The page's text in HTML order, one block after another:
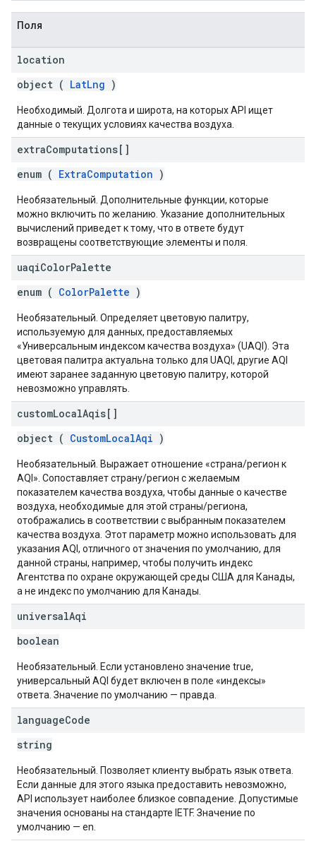
Поля
location
object ( LatLng )
Необходимый. Долгота и широта, на которых API ищет
данные о текущих условиях качества воздуха.
extraComputations[]
enum ( ExtraComputation )
Необязательный. Дополнительные функции, которые
можно включить по желанию. Указание дополнительных
вычислений приведет к тому, что в ответе будут
возвращены соответствующие элементы и поля.
uaqiColorPalette
enum ( ColorPalette )
Необязательный. Определяет цветовую палитру,
используемую для данных, предоставляемых
«Универсальным индексом качества воздуха» (UAQI). Эта
цветовая палитра актуальна только для UAQI, другие AQI
имеют заранее заданную цветовую палитру, которой
невозможно управлять.
customLocalAqis[]
object ( CustomLocalAqi )
Необязательный. Выражает отношение «страна/регион к
AQI». Сопоставляет страну/регион с желаемым
показателем качества воздуха, чтобы данные о качестве
воздуха, необходимые для этой страны/региона,
отображались в соответствии с выбранным показателем
качества воздуха. Этот параметр можно использовать для
указания AQI, отличного от значения по умолчанию, для
данной страны, например, чтобы получить индекс
Агентства по охране окружающей среды США для Канады,
а не индекс по умолчанию для Канады.
universalAqi
boolean
Необязательный. Если установлено значение true,
универсальный AQI будет включен в поле «индексы»
ответа. Значение по умолчанию — правда.
languageCode
string
Необязательный. Позволяет клиенту выбрать язык ответа.
Если данные для этого языка предоставить невозможно,
API использует наиболее близкое совпадение. Допустимые
значения основаны на стандарте IETF. Значение по
умолчанию — en.